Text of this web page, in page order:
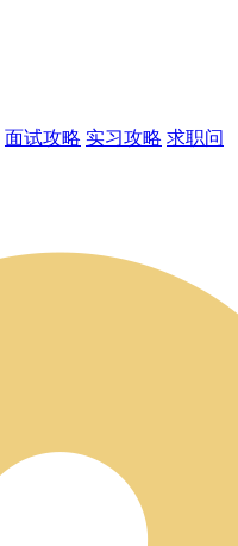
面试攻略 实习攻略 求职问